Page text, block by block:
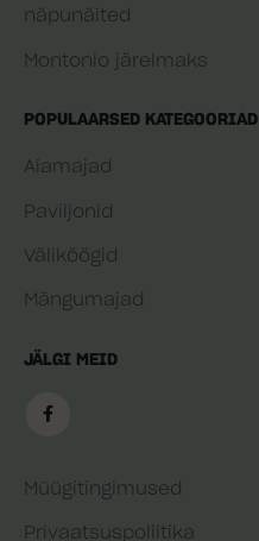
näpunäited
Montonio järelmaks
POPULAARSED KATEGOORIAD
Aiamajad
Paviljonid
Väliköögid
Mängumajad
JÄLGI MEID
Müügitingimused
Privaatsuspoliitika